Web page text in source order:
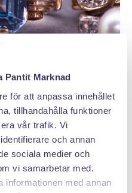
Pantit Marknad
för att anpassa innehållet
tillhandahålla funktioner
vår trafik. Vi
och annan
sociala medier och
vi samarbetar med.
informationen med annan
MED PANTIT